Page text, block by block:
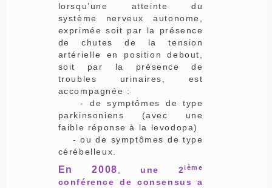
lorsqu’une atteinte du
système nerveux autonome,
exprimée soit par la présence
de chutes de la tension
artérielle en position debout,
soit par la présence de
troubles urinaires, est
accompagnée :
- de symptômes de type
parkinsoniens (avec une
faible réponse à la levodopa)
- ou de symptômes de type
cérébelleux.
En 2008, une 2ième
conférence de consensus a